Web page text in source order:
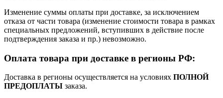
Изменение суммы оплаты при доставке, за исключением
отказа от части товара (изменение стоимости товара в рамках
специальных предложений, вступивших в действие после
подтверждения заказа и пр.) невозможно.
Оплата товара при доставке в регионы РФ:
Доставка в регионы осуществляется на условиях ПОЛНОЙ
ПРЕДОПЛАТЫ заказа.